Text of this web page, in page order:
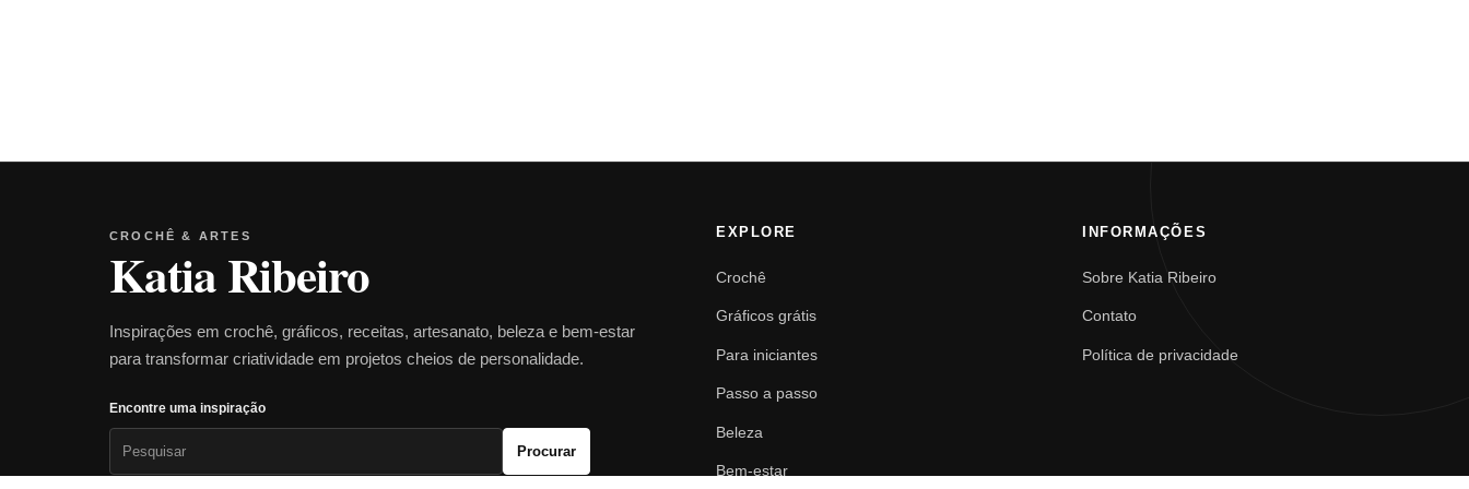
CROCHÊ & ARTES
Katia Ribeiro
Inspirações em crochê, gráficos, receitas, artesanato, beleza e bem-estar
para transformar criatividade em projetos cheios de personalidade.
Encontre uma inspiração
Procurar
EXPLORE
Crochê
Gráficos grátis
Para iniciantes
Passo a passo
Beleza
Bem-estar
INFORMAÇÕES
Sobre Katia Ribeiro
Contato
Política de privacidade